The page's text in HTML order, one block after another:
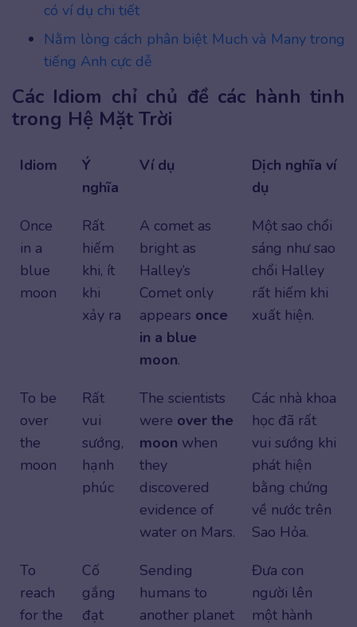
có ví dụ chi tiết
Nằm lòng cách phân biệt Much và Many trong
tiếng Anh cực dễ
Các Idiom chỉ chủ đề các hành tinh
trong Hệ Mặt Trời
Idiom
Ý
nghĩa
Ví dụ
Dịch nghĩa ví
dụ
Once
in a
blue
moon
Rất
hiếm
khi, ít
khi
xảy ra
A comet as
bright as
Halley’s
Comet only
appears once
in a blue
moon.
Một sao chổi
sáng như sao
chổi Halley
rất hiếm khi
xuất hiện.
To be
over
the
moon
Rất
vui
sướng,
hạnh
phúc
The scientists
were over the
moon when
they
discovered
evidence of
water on Mars.
Các nhà khoa
học đã rất
vui sướng khi
phát hiện
bằng chứng
về nước trên
Sao Hỏa.
To
reach
for the
Cố
gắng
đạt
Sending
humans to
another planet
Đưa con
người lên
một hành